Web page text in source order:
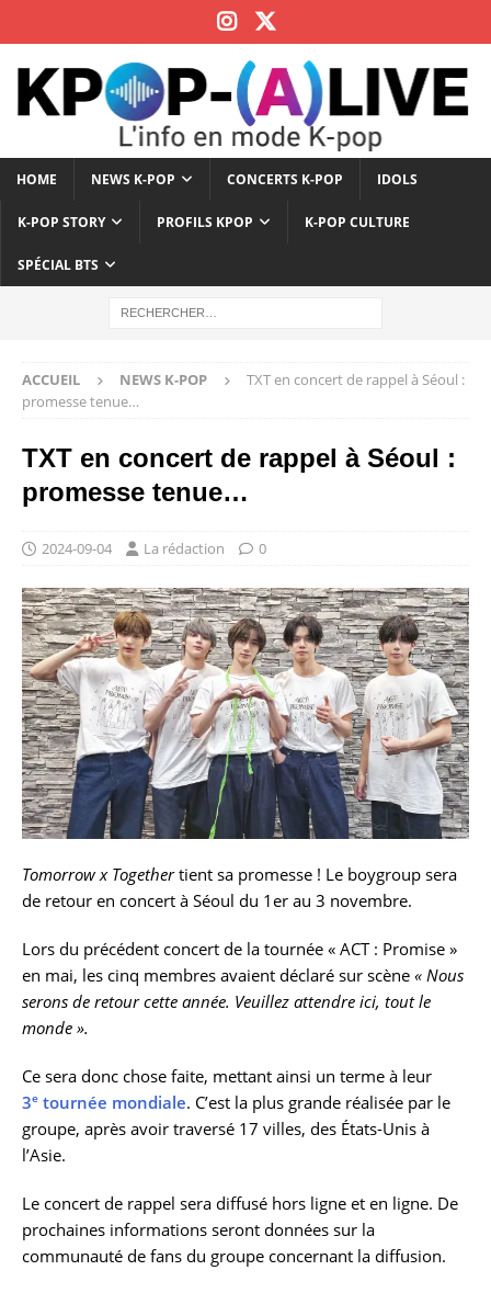
HOME NEWS K-POP CONCERTS K-POP IDOLS
K-POP STORY PROFILS KPOP K-POP CULTURE
SPÉCIAL BTS
ACCUEIL NEWS K-POP
TXT en concert de rappel à Séoul :
promesse tenue…
TXT en concert de rappel à Séoul :
promesse tenue…
2024-09-04 La rédaction 0
Tomorrow x Togethertient sa promesse ! Le boygroup sera
de retour en concert à Séoul du 1er au 3 novembre.
Lors du précédent concert de la tournée « ACT : Promise »
en mai, les cinq membres avaient déclaré sur scène « Nous
serons de retour cette année. Veuillez attendre ici, tout le
monde ».
Ce sera donc chose faite, mettant ainsi un terme à leur
3e tournée mondiale. C’est la plus grande réalisée par le
groupe, après avoir traversé 17 villes, des États-Unis à
l’Asie.
Le concert de rappel sera diffusé hors ligne et en ligne. De
prochaines informations seront données sur la
communauté de fans du groupe concernant la diffusion.